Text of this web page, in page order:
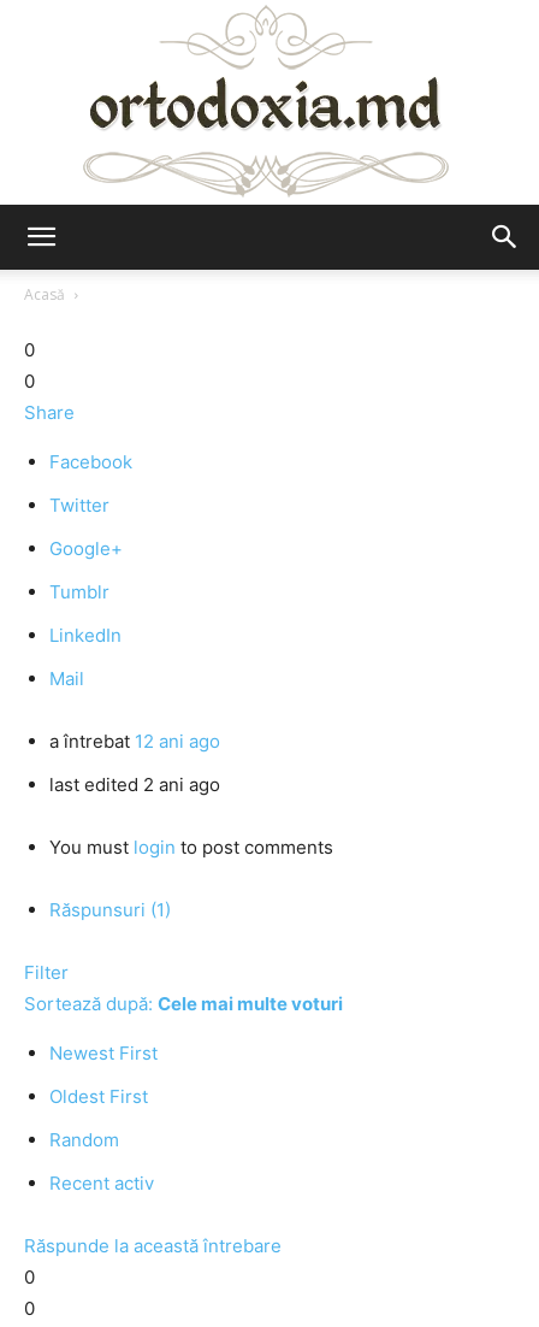
Acasă
0
0
Share
Facebook
Twitter
Google+
Tumblr
LinkedIn
Mail
a întrebat 12 ani ago
last edited 2 ani ago
You must login to post comments
Răspunsuri (1)
Filter
Sortează după: Cele mai multe voturi
Newest First
Oldest First
Random
Recent activ
Răspunde la această întrebare
0
0